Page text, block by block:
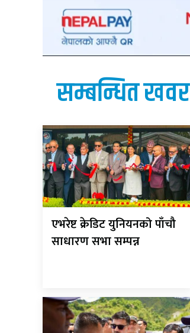
सम्बन्धित खवर
एभरेष्ट क्रेडिट युनियनको पाँचौ
साधारण सभा सम्पन्न